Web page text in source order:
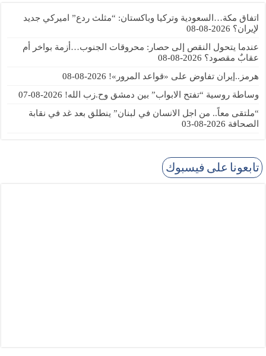
اتفاق مكة…السعودية وتركيا وباكستان: “مثلث ردع” اميركي جديد
لإيران؟ 2026-08-08
عندما يتحول النقص إلى حصار: محروقات الجنوب…أزمة بواخر أم
عقابٌ مقصود؟ 2026-08-08
هرمز..إيران تفاوض على «قواعد المرور»! 2026-08-08
وساطة روسية “تفتح الابواب” بين دمشق وح.زب الله! 2026-08-07
“ملتقى معاً.. من اجل الانسان في لبنان” ينطلق بعد غد في نقابة
الصحافة 2026-08-03
تابعونا على فيسبوك